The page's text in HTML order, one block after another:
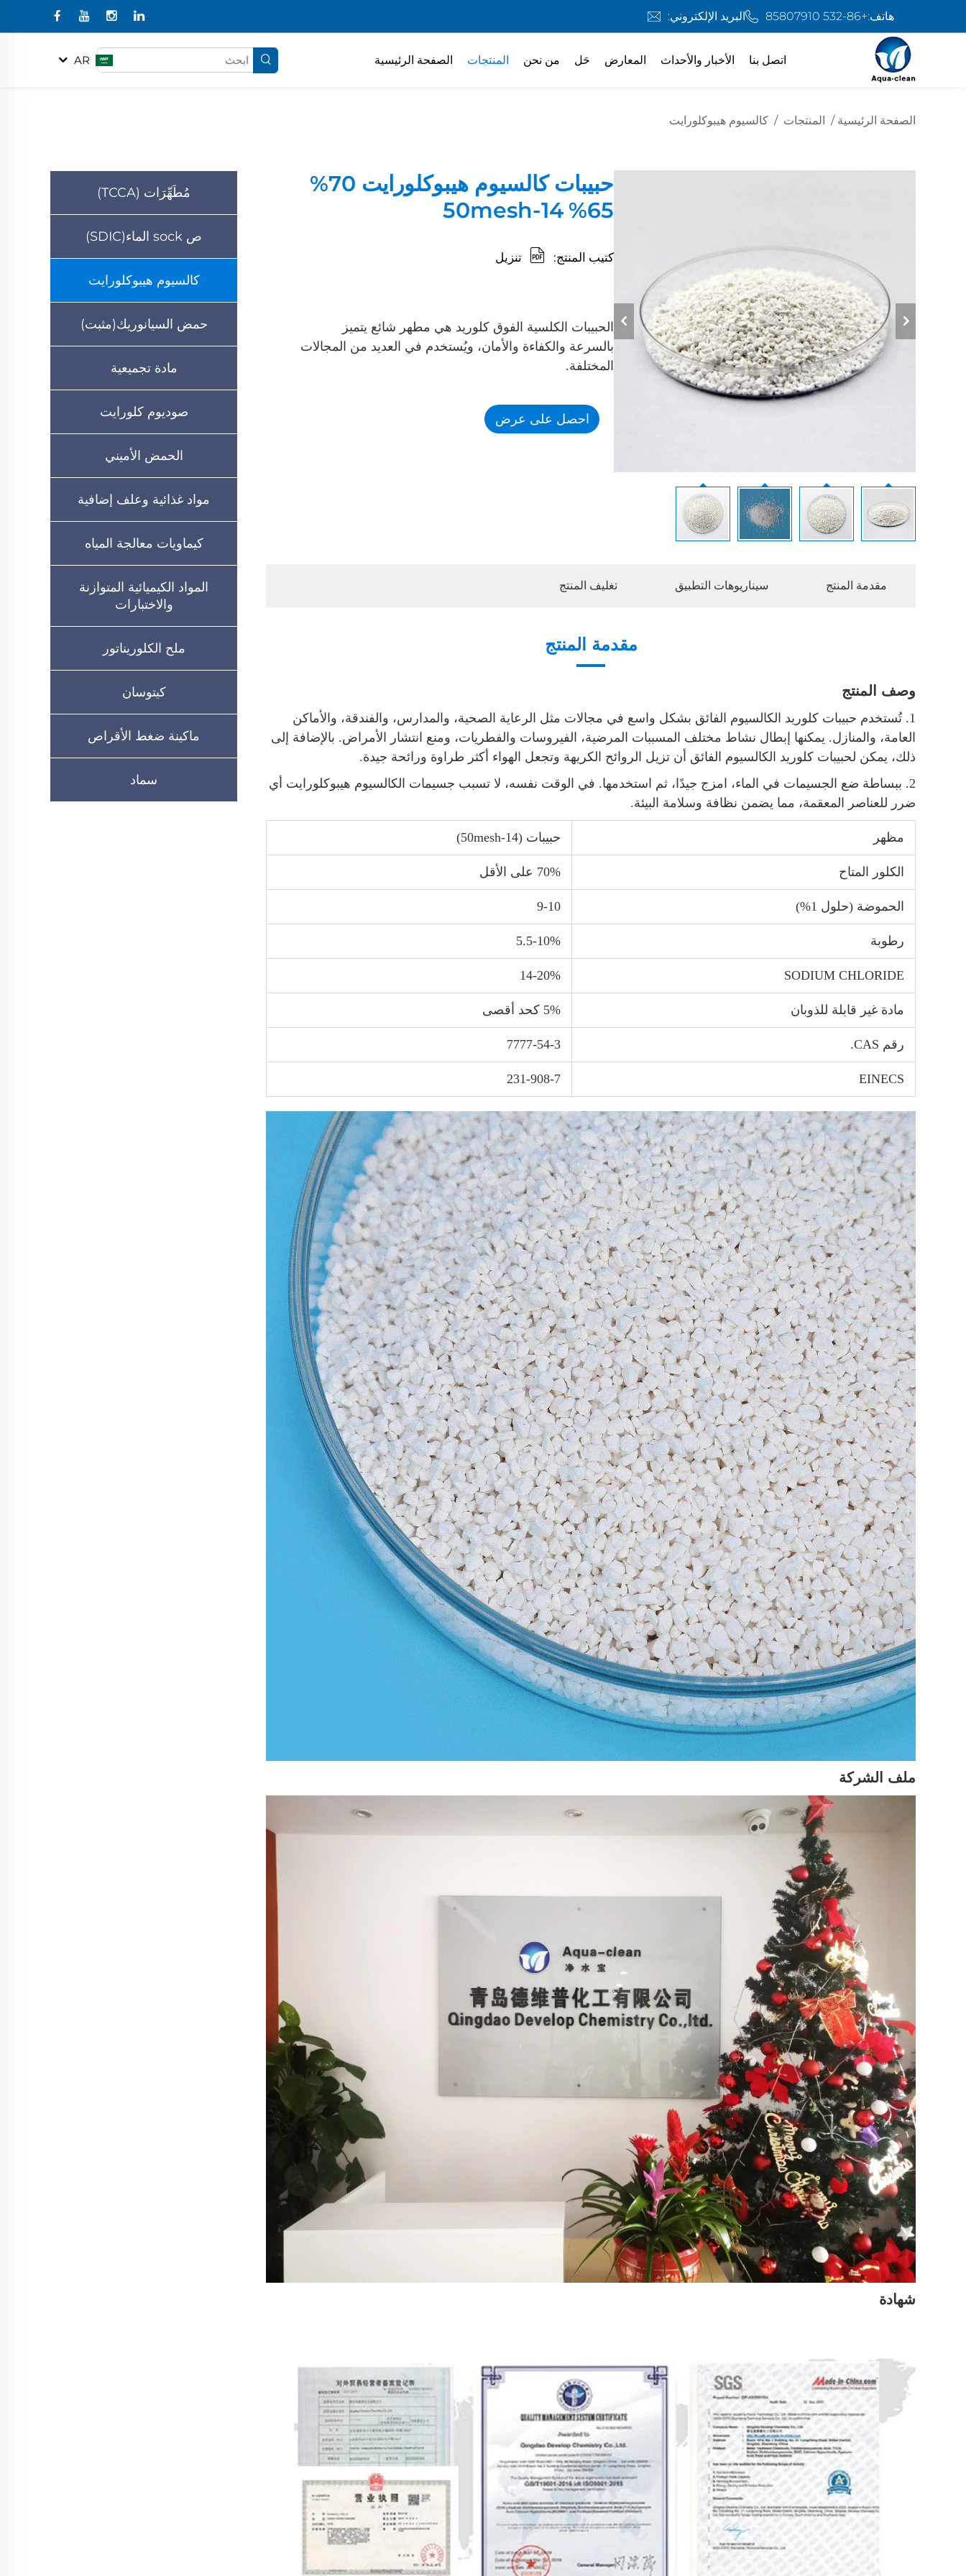
هاتف:+86-532 85807910 البريد الإلكتروني:
الصفحة الرئيسية المنتجات من نحن حَل المعارض الأخبار والأحداث اتصل بنا AR
الصفحة الرئيسية / المنتجات / كالسيوم هيبوكلورايت
مُطَهِّرَات (TCCA)
ص sock الماء(SDIC)
كالسيوم هيبوكلورايت
حمض السيانوريك(مثبت)
مادة تجميعية
صوديوم كلورايت
الحمض الأميني
مواد غذائية وعلف إضافية
كيماويات معالجة المياه
المواد الكيميائية المتوازنة
والاختبارات
ملح الكلوريناتور
كيتوسان
ماكينة ضغط الأقراص
سماد
حبيبات كالسيوم هيبوكلورايت 70%
65% 14-50mesh
كتيب المنتج: تنزيل
الحبيبات الكلسية الفوق كلوريد هي مطهر شائع يتميز
بالسرعة والكفاءة والأمان، ويُستخدم في العديد من المجالات
المختلفة.
احصل على عرض
مقدمة المنتج سيناريوهات التطبيق تغليف المنتج
مقدمة المنتج
وصف المنتج
1. تُستخدم حبيبات كلوريد الكالسيوم الفائق بشكل واسع في مجالات مثل الرعاية الصحية، والمدارس، والفندقة، والأماكن
العامة، والمنازل. يمكنها إبطال نشاط مختلف المسببات المرضية، الفيروسات والفطريات، ومنع انتشار الأمراض. بالإضافة إلى
ذلك، يمكن لحبيبات كلوريد الكالسيوم الفائق أن تزيل الروائح الكريهة وتجعل الهواء أكثر طراوة ورائحة جيدة.
2. ببساطة ضع الجسيمات في الماء، امزج جيدًا، ثم استخدمها. في الوقت نفسه، لا تسبب جسيمات الكالسيوم هيبوكلورايت أي
ضرر للعناصر المعقمة، مما يضمن نظافة وسلامة البيئة.
مظهر حبيبات (14-50mesh)
الكلور المتاح 70% على الأقل
الحموضة (حلول 1%) 9-10
رطوبة 5.5-10%
SODIUM CHLORIDE
14-20%
مادة غير قابلة للذوبان 5% كحد أقصى
رقم CAS. 7777-54-3
EINECS
231-908-7
ملف الشركة
شهادة